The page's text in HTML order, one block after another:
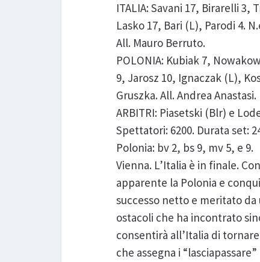
ITALIA: Savani 17, Birarelli 3,
Lasko 17, Bari (L), Parodi 4.
All. Mauro Berruto.
POLONIA: Kubiak 7,
9, Jarosz 10, Ignaczak (L),
Gruszka. All. Andrea Anastasi.
ARBITRI: Piasetski (Blr) e
Spettatori: 6200. Durata set:
Polonia: bv 2, bs 9, mv 5, e 9.
Vienna. L’Italia è in finale.
apparente la Polonia e
successo netto e meritato
ostacoli che ha incontrato
consentirà all’Italia di
che assegna i